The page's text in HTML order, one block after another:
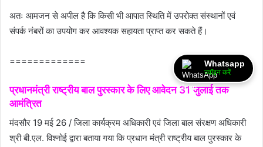
अतः आमजन से अपील है कि किसी भी आपात स्थिति में उपरोक्त संस्थानों एवं
संपर्क नंबरों का उपयोग कर आवश्यक सहायता प्राप्त कर सकते हैं।
=============
प्रधानमंत्री राष्ट्रीय बाल पुरस्कार के लिए आवेदन 31 जुलाई तक
आमंत्रित
मंदसौर 19 मई 26 / जिला कार्यक्रम अधिकारी एवं जिला बाल संरक्षण अधिकारी
श्री बी.एल. विश्‍नोई द्वारा बताया गया कि प्रधान मंत्री राष्ट्रीय बाल पुरस्कार के
Whatsapp
ज्वॉइन करें